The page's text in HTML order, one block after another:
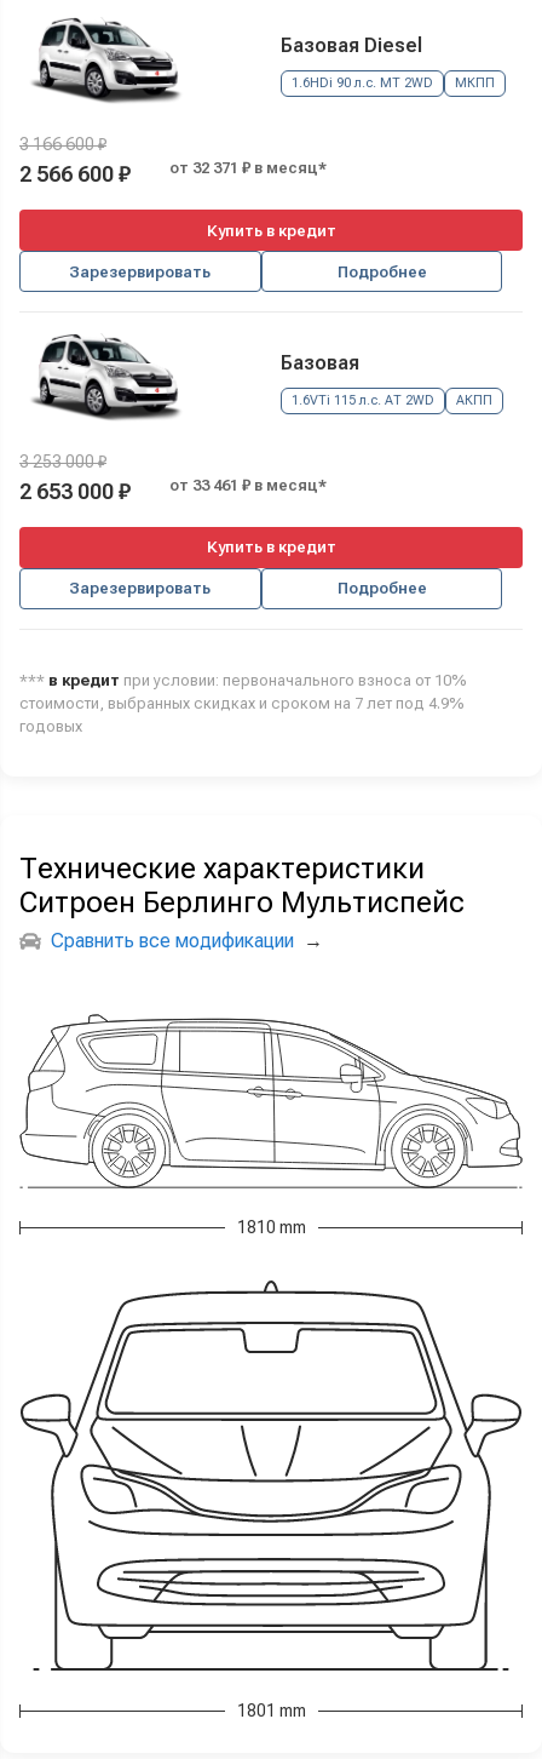
Базовая Diesel
1.6HDi 90 л.с. МТ 2WD МКПП
3 166 600 ₽
2 566 600 ₽ от 32 371 ₽ в месяц*
Купить в кредит
Зарезервировать Подробнее
Базовая
1.6VTi 115 л.с. АТ 2WD АКПП
3 253 000 ₽
2 653 000 ₽ от 33 461 ₽ в месяц*
Купить в кредит
Зарезервировать Подробнее
*** в кредит при условии: первоначального взноса от 10%
стоимости, выбранных скидках и сроком на 7 лет под 4.9%
годовых
Технические характеристики
Ситроен Берлинго Мультиспейс
Сравнить все модификации →
1810 mm
1801 mm